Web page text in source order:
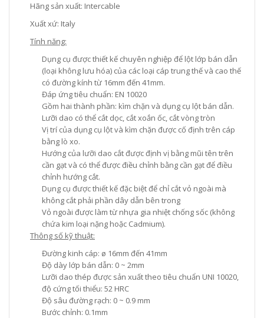
Hãng sản xuất: Intercable
Xuất xứ: Italy
Tính năng:
Dụng cụ được thiết kế chuyên nghiệp để lột lớp bán dẫn
(loại không lưu hóa) của các loại cáp trung thế và cao thế
có đường kính từ 16mm đến 41mm.
Đáp ứng tiêu chuẩn: EN 10020
Gồm hai thành phần: kìm chặn và dụng cụ lột bán dẫn.
Lưỡi dao có thể cắt dọc, cắt xoắn ốc, cắt vòng tròn
Vị trí của dụng cụ lột và kìm chặn được cố định trên cáp
bằng lò xo.
Hướng của lưỡi dao cắt được định vị bằng mũi tên trên
cần gạt và có thể được điều chỉnh bằng cần gạt để điều
chỉnh hướng cắt.
Dụng cụ được thiết kế đặc biệt để chỉ cắt vỏ ngoài mà
không cắt phải phần dây dẫn bên trong
Vỏ ngoài được làm từ nhựa gia nhiệt chống sốc (không
chứa kim loại nặng hoặc Cadmium).
Thông số kỹ thuật:
Đường kinh cáp: ø 16mm đến 41mm
Độ dày lớp bán dẫn: 0 ~ 2mm
Lưỡi dao thép được sản xuất theo tiêu chuẩn UNI 10020,
độ cứng tối thiểu: 52 HRC
Độ sâu đường rạch: 0 ~ 0.9 mm
Bước chỉnh: 0.1mm